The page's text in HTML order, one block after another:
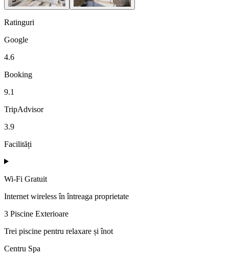
Ratinguri
Google
4.6
Booking
9.1
TripAdvisor
3.9
Facilități
Wi-Fi Gratuit
Internet wireless în întreaga proprietate
3 Piscine Exterioare
Trei piscine pentru relaxare și înot
Centru Spa